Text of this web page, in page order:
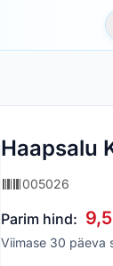
Haapsalu
005026
Parim hind:
Viimase 30 päeva